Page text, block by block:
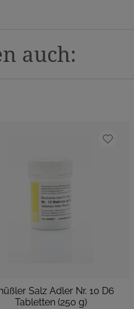
auch:
Salz Adler Nr. 10 D6
Tabletten (250 g)